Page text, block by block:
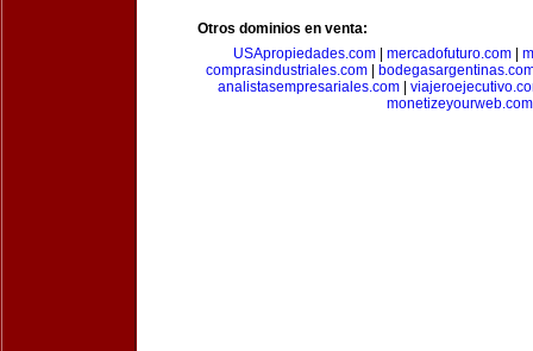
Otros dominios en venta:
USApropiedades.com| mercadofuturo.com|
comprasindustriales.com
analistasempresariales.com
monetizeyourweb.com